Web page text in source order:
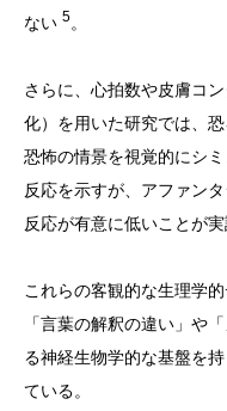
ない 5。
さらに、心拍数や皮膚コ
化）を用いた研究では、
恐怖の情景を視覚的にシ
反応を示すが、アファン
反応が有意に低いことが実
これらの客観的な生理学
「言葉の解釈の違い」や
る神経生物学的な基盤を
ている。